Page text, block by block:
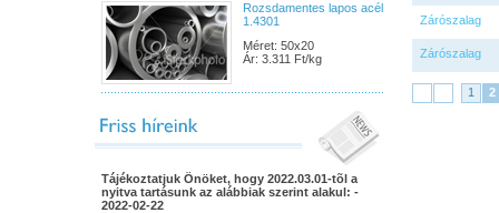
Rozsdamentes lapos acél
1.4301
Méret: 50x20
Ár: 3.311 Ft/kg
Tájékoztatjuk Önöket, hogy 2022.03.01-tõl a
nyitva tartásunk az alábbiak szerint alakul: -
2022-02-22
Zárószalag
Zárószalag
1 2